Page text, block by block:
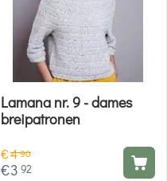
Lamana nr. 9 - dames
breipatronen
€490
€3 92